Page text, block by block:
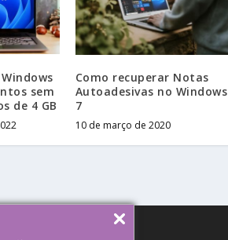
sem
de 4 GB
Como recuperar Notas
Autoadesivas no Windows
7
10 de março de 2020